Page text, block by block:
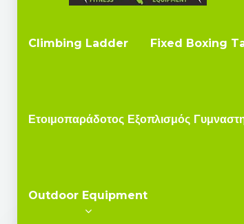
Climbing Ladder Fixed Boxing
Ετοιμοπαράδοτος Εξοπλισμός
Outdoor Equipment